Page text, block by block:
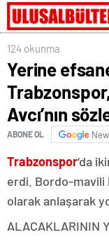
sözleşmesini
124 okunma
Yerine
Avcı’nın
ABONE OL
Trabzonspor‘da
erdi. Bordo-mavili
olarak anlaşarak
ALACAKLARININ